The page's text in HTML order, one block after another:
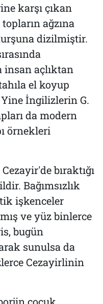
karşı çıkan
ağzına
dizilmiştir.
açlıktan
el koyup
İngilizlerin G.
da modern
örnekleri
bıraktığı
Bağımsızlık
işkenceler
ve yüz binlerce
bugün
sunulsa da
Cezayirlinin
çocuk